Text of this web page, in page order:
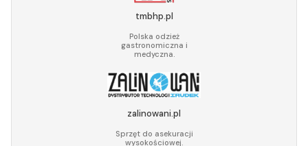
tmbhp.pl
Polska odzież
gastronomiczna i
medyczna.
zalinowani.pl
Sprzęt do asekuracji
wysokościowej.